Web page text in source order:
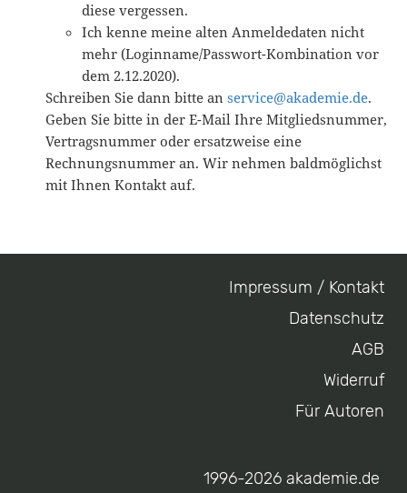
diese vergessen.
Ich kenne meine alten Anmeldedaten nicht
mehr (Loginname/Passwort-Kombination vor
dem 2.12.2020).
Schreiben Sie dann bitte an service@akademie.de.
Geben Sie bitte in der E-Mail Ihre Mitgliedsnummer,
Vertragsnummer oder ersatzweise eine
Rechnungsnummer an. Wir nehmen baldmöglichst
mit Ihnen Kontakt auf.
Impressum / Kontakt
Datenschutz
AGB
Widerruf
Für Autoren
1996-2026 akademie.de